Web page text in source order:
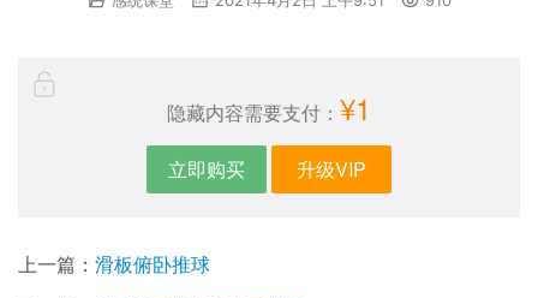
隐藏内容需要支付： ¥1
立即购买 升级VIP
上一篇： 滑板俯卧推球